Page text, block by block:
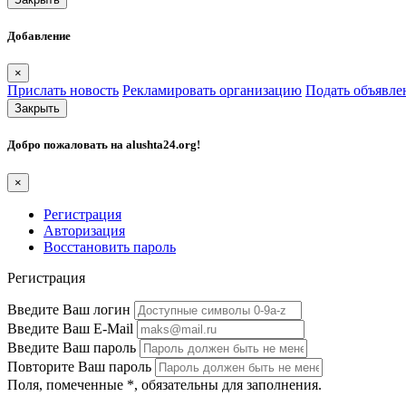
Добавление
×
Прислать новость Рекламировать организацию Подать
Закрыть
Добро пожаловать на alushta24.org!
×
Регистрация
Авторизация
Восстановить пароль
Регистрация
Введите Ваш логин
Введите Ваш E-Mail
Введите Ваш пароль
Повторите Ваш пароль
Поля, помеченные *, обязательны для заполнения.